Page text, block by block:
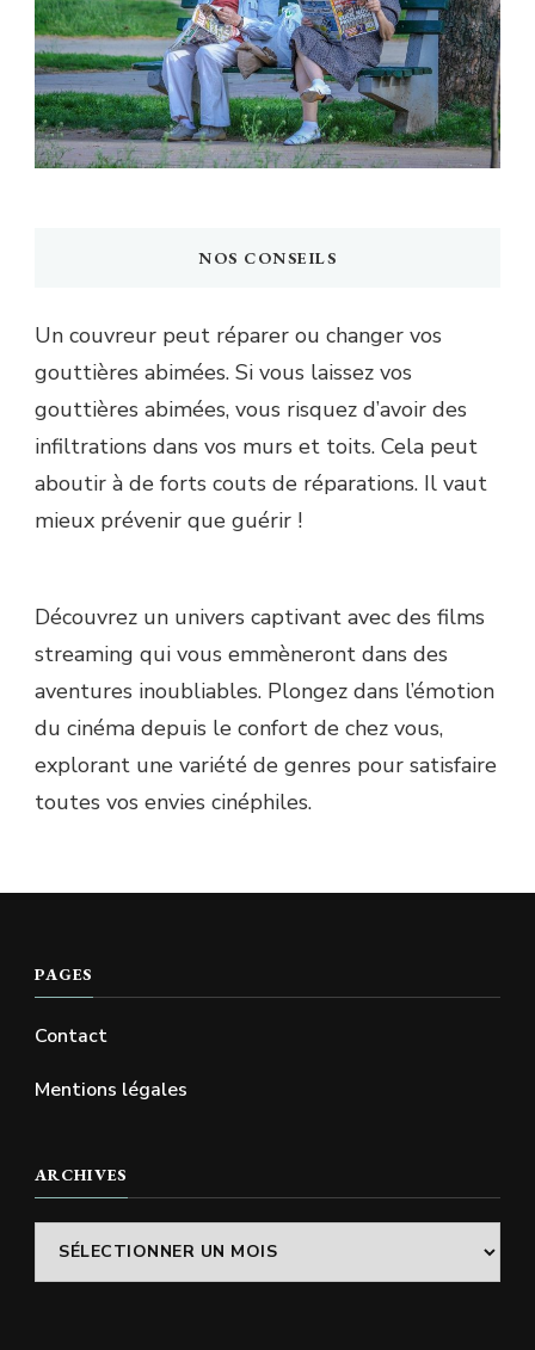
NOS CONSEILS
Un couvreur peut réparer ou changer vos
gouttières abimées. Si vous laissez vos
gouttières abimées, vous risquez d’avoir des
infiltrations dans vos murs et toits. Cela peut
aboutir à de forts couts de réparations. Il vaut
mieux prévenir que guérir !
Découvrez un univers captivant avec des films
streaming qui vous emmèneront dans des
aventures inoubliables. Plongez dans l’émotion
du cinéma depuis le confort de chez vous,
explorant une variété de genres pour satisfaire
toutes vos envies cinéphiles.
PAGES
Contact
Mentions légales
ARCHIVES
Archives